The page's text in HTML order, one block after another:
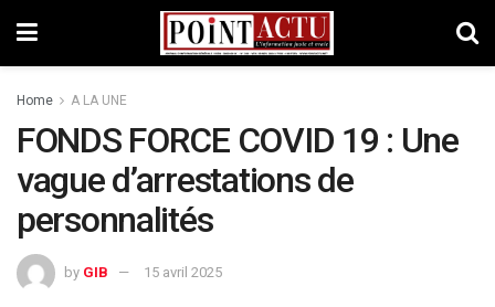
Home A LA UNE
FONDS FORCE COVID 19 : Une
vague d’arrestations de
personnalités
by GIB 15 avril 2025